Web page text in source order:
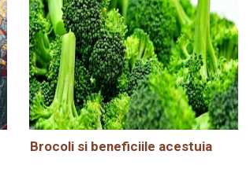
Brocoli si beneficiile acestuia